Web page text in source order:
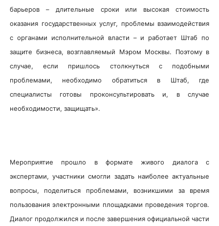
барьеров – длительные сроки или высокая стоимость
оказания государственных услуг, проблемы взаимодействия
с органами исполнительной власти – и работает Штаб по
защите бизнеса, возглавляемый Мэром Москвы. Поэтому в
случае, если пришлось столкнуться с подобными
проблемами, необходимо обратиться в Штаб, где
специалисты готовы проконсультировать и, в случае
необходимости, защищать».
Мероприятие прошло в формате живого диалога с
экспертами, участники смогли задать наиболее актуальные
вопросы, поделиться проблемами, возникшими за время
пользования электронными площадками проведения торгов.
Диалог продолжился и после завершения официальной части